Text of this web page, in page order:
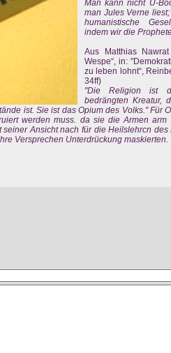
Man kann nicht U-
man Jules Verne
humanistische
indem wir die
Aus Matthias
Wespe“, in:
zu leben lohnt“,
34ff)
"Die Religion ist
bedrängten Kreatur,
ist. Sie ist das Opium des Volks." Für
werden muss. da sie die Armen
Ansicht nach für die Heilslehrcn des
Versprechen Unterdrückung maskierten.